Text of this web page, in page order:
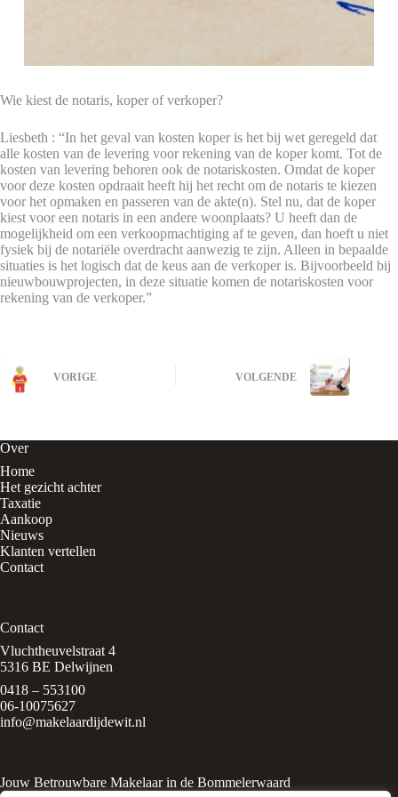
Wie kiest de notaris, koper of verkoper?
Liesbeth : “In het geval van kosten koper is het bij wet geregeld dat
alle kosten van de levering voor rekening van de koper komt. Tot de
kosten van levering behoren ook de notariskosten. Omdat de koper
voor deze kosten opdraait heeft hij het recht om de notaris te kiezen
voor het opmaken en passeren van de akte(n). Stel nu, dat de koper
kiest voor een notaris in een andere woonplaats? U heeft dan de
mogelijkheid om een verkoopmachtiging af te geven, dan hoeft u niet
fysiek bij de notariële overdracht aanwezig te zijn. Alleen in bepaalde
situaties is het logisch dat de keus aan de verkoper is. Bijvoorbeeld bij
nieuwbouwprojecten, in deze situatie komen de notariskosten voor
rekening van de verkoper.”
VORIGE VOLGENDE
Over
Home
Het gezicht achter
Taxatie
Aankoop
Nieuws
Klanten vertellen
Contact
Contact
Vluchtheuvelstraat 4
5316 BE Delwijnen
0418 – 553100
06-10075627
info@makelaardijdewit.nl
Jouw Betrouwbare Makelaar in de Bommelerwaard